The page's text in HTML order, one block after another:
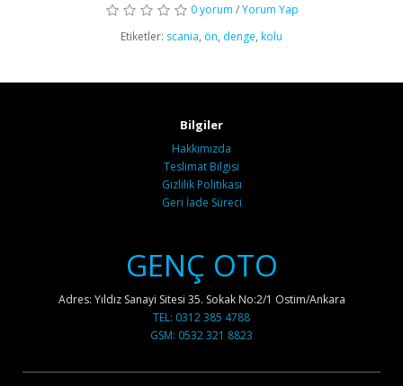
0 yorum /Yorum Yap
Etiketler: scania, ön, denge, kolu
Bilgiler
Hakkımızda
Teslimat Bilgisi
Gizlilik Politikası
Geri İade Süreci
GENÇ OTO
Adres: Yıldız Sanayi Sitesi 35. Sokak No:2/1 Ostim/Ankara
TEL: 0312 385 4788
GSM: 0532 321 8823